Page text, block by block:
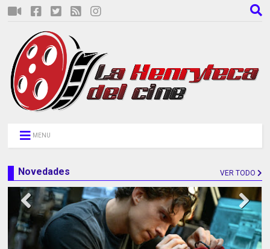
MENU
Novedades VER TODO